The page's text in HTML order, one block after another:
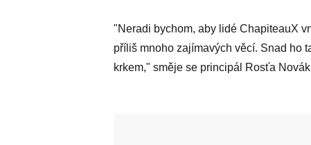
"Neradi bychom, aby lidé ChapiteauX
příliš mnoho zajímavých věcí. Snad ho
krkem," směje se principál Rosťa